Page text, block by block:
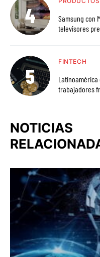
Samsung con
televisores
FINTECH
Latinoamérica
trabajadores
NOTICIAS